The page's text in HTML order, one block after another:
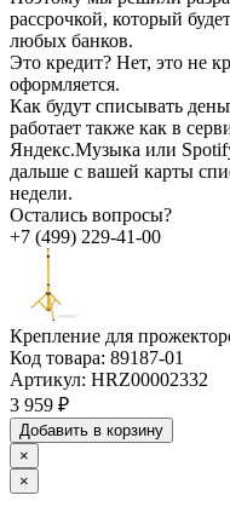
рассрочкой, который
любых банков.
Это кредит? Нет, это не
оформляется.
Как будут списывать
работает также как в
Яндекс.Музыка или
дальше с вашей карты
недели.
Остались вопросы?
+7 (499) 229-41-00
Крепление для
Код товара: 89187-01
Артикул: HRZ00002332
3 959 ₽
Добавить в корзину
×
×